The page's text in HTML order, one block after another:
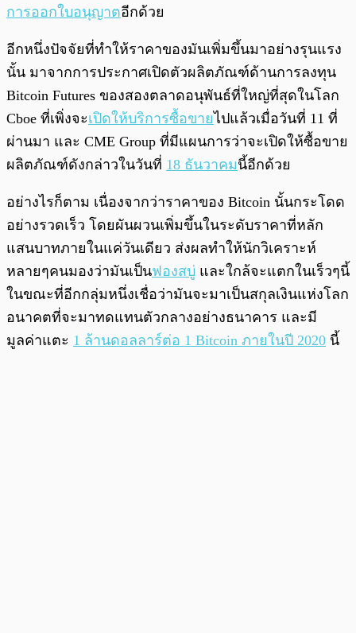
การออกใบอนุญาตอีกด้วย
อีกหนึ่งปัจจัยที่ทำให้ราคาของมันเพิ่มขึ้นมาอย่างรุนแรง
นั้น มาจากการประกาศเปิดตัวผลิตภัณฑ์ด้านการลงทุน
Bitcoin Futures ของสองตลาดอนุพันธ์ที่ใหญ่ที่สุดในโลก
Cboe ที่เพิ่งจะเปิดให้บริการซื้อขายไปแล้วเมื่อวันที่ 11 ที่
ผ่านมา และ CME Group ที่มีแผนการว่าจะเปิดให้ซื้อขาย
ผลิตภัณฑ์ดังกล่าวในวันที่ 18 ธันวาคมนี้อีกด้วย
อย่างไรก็ตาม เนื่องจากว่าราคาของ Bitcoin นั้นกระโดด
อย่างรวดเร็ว โดยผันผวนเพิ่มขึ้นในระดับราคาที่หลัก
แสนบาทภายในแค่วันเดียว ส่งผลทำให้นักวิเคราะห์
หลายๆคนมองว่ามันเป็นฟองสบู่ และใกล้จะแตกในเร็วๆนี้
ในขณะที่อีกกลุ่มหนึ่งเชื่อว่ามันจะมาเป็นสกุลเงินแห่งโลก
อนาคตที่จะมาทดแทนตัวกลางอย่างธนาคาร และมี
มูลค่าแตะ 1 ล้านดอลลาร์ต่อ 1 Bitcoin ภายในปี 2020 นี้